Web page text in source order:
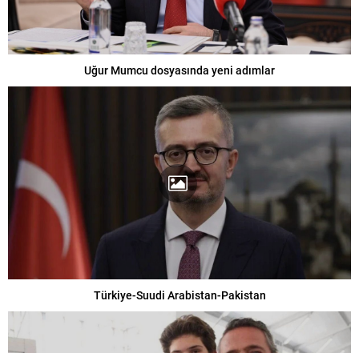
Uğur Mumcu dosyasında yeni adımlar
Türkiye-Suudi Arabistan-Pakistan